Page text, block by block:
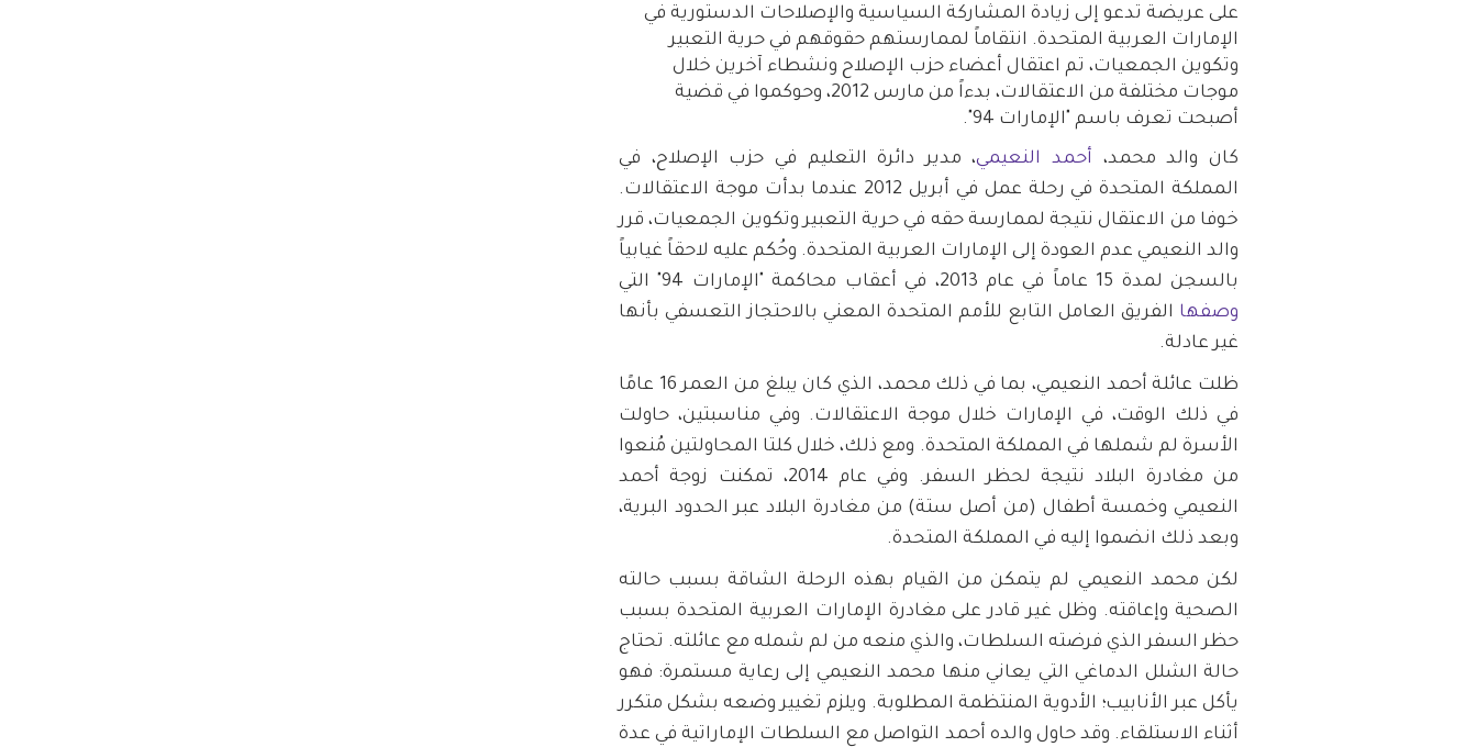
الإمارات
اليمن
على عريضة تدعو إلى زيادة المشاركة السياسية والإصلاحات الدستورية في
الإمارات العربية المتحدة. انتقاماً لممارستهم حقوقهم في حرية التعبير
وتكوين الجمعيات، تم اعتقال أعضاء حزب الإصلاح ونشطاء آخرين خلال
موجات مختلفة من الاعتقالات، بدءاً من مارس 2012، وحوكموا في قضية
أصبحت تعرف باسم "الإمارات 94".
كان والد محمد،
أحمد النعيمي، مدير دائرة التعليم في حزب الإصلاح، في
المملكة المتحدة في رحلة عمل في أبريل 2012 عندما بدأت موجة الاعتقالات.
خوفا من الاعتقال نتيجة لممارسة حقه في حرية التعبير وتكوين الجمعيات، قرر
والد النعيمي عدم العودة إلى الإمارات العربية المتحدة. وحُكم عليه لاحقاً غيابياً
بالسجن لمدة 15 عاماً في عام 2013، في أعقاب محاكمة "الإمارات 94" التي
وصفها الفريق العامل التابع للأمم المتحدة المعني بالاحتجاز التعسفي بأنها
غير عادلة.
ظلت عائلة أحمد النعيمي، بما في ذلك محمد، الذي كان يبلغ من العمر 16 عامًا
في ذلك الوقت، في الإمارات خلال موجة الاعتقالات. وفي مناسبتين، حاولت
الأسرة لم شملها في المملكة المتحدة. ومع ذلك، خلال كلتا المحاولتين مُنعوا
من مغادرة البلاد نتيجة لحظر السفر. وفي عام 2014، تمكنت زوجة أحمد
النعيمي وخمسة أطفال (من أصل ستة) من مغادرة البلاد عبر الحدود البرية،
وبعد ذلك انضموا إليه في المملكة المتحدة.
لكن محمد النعيمي لم يتمكن من القيام بهذه الرحلة الشاقة بسبب حالته
الصحية وإعاقته. وظل غير قادر على مغادرة الإمارات العربية المتحدة بسبب
حظر السفر الذي فرضته السلطات، والذي منعه من لم شمله مع عائلته. تحتاج
حالة الشلل الدماغي التي يعاني منها محمد النعيمي إلى رعاية مستمرة: فهو
يأكل عبر الأنابيب؛ الأدوية المنتظمة المطلوبة. ويلزم تغيير وضعه بشكل متكرر
أثناء الاستلقاء. وقد حاول والده أحمد التواصل مع السلطات الإماراتية في عدة